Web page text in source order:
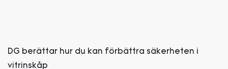
DG berättar hur du kan förbättra säkerheten i
vitrinskåp